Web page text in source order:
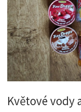
Květové vody